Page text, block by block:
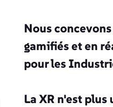
Nous
gamifiés et en
pour les
La XR n'est